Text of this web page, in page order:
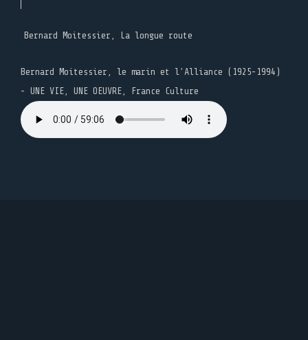
Bernard Moitessier, La longue route
Bernard Moitessier, le marin et l’Alliance (1925-1994)
- UNE VIE, UNE OEUVRE, France Culture